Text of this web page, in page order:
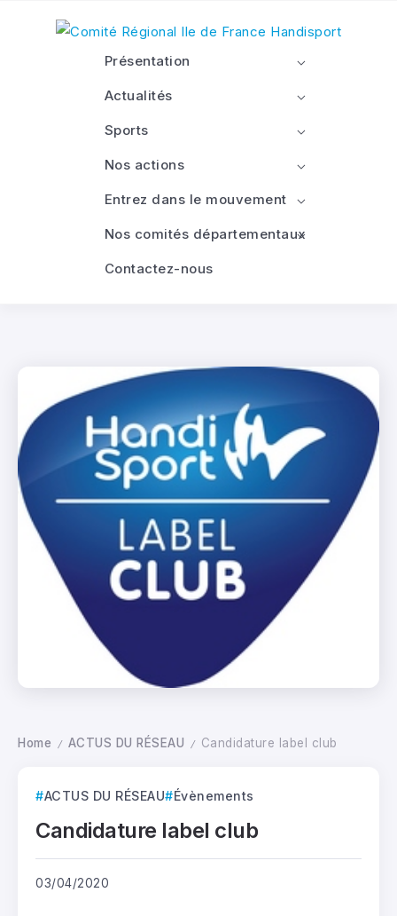
Présentation
Actualités
Sports
Nos actions
Entrez dans le mouvement
Nos comités départementaux
Contactez-nous
Home / ACTUS DU RÉSEAU / Candidature label club
ACTUS DU RÉSEAU Évènements
Candidature label club
03/04/2020